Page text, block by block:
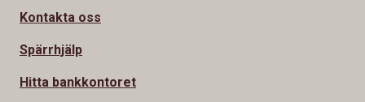
Kontakta oss
Spärrhjälp
Hitta bankkontoret